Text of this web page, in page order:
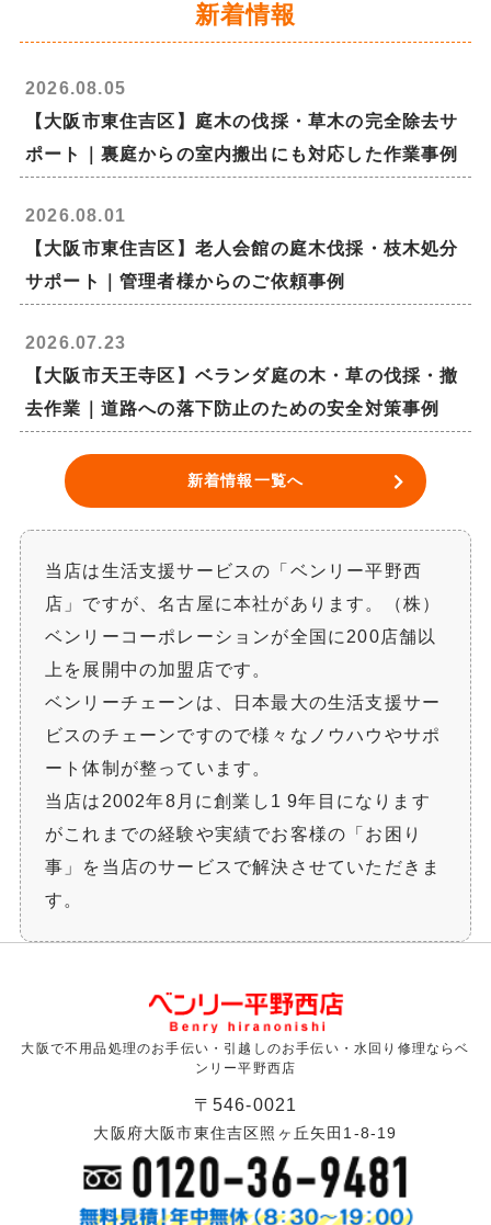
新着情報
2026.08.05
【大阪市東住吉区】庭木の伐採・草木の完全除去サ
ポート｜裏庭からの室内搬出にも対応した作業事例
2026.08.01
【大阪市東住吉区】老人会館の庭木伐採・枝木処分
サポート｜管理者様からのご依頼事例
2026.07.23
【大阪市天王寺区】ベランダ庭の木・草の伐採・撤
去作業｜道路への落下防止のための安全対策事例
新着情報一覧へ
当店は生活支援サービスの「ベンリー平野西
店」ですが、名古屋に本社があります。（株）
ベンリーコーポレーションが全国に200店舗以
上を展開中の加盟店です。
ベンリーチェーンは、日本最大の生活支援サー
ビスのチェーンですので様々なノウハウやサポ
ート体制が整っています。
当店は2002年8月に創業し1 9年目になります
がこれまでの経験や実績でお客様の「お困り
事」を当店のサービスで解決させていただきま
す。
大阪で不用品処理のお手伝い・引越しのお手伝い・水回り修理ならベ
ンリー平野西店
〒546-0021
大阪府大阪市東住吉区照ヶ丘矢田1-8-19